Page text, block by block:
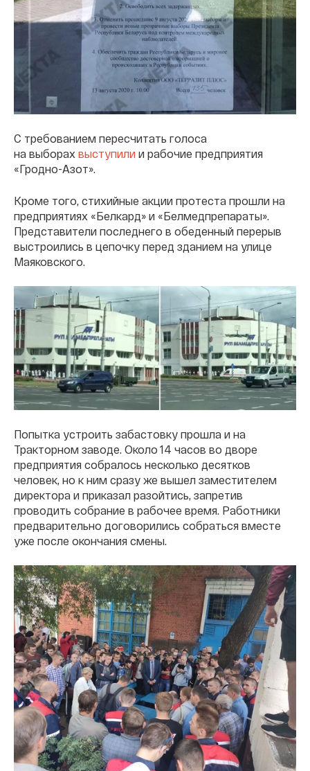
С требованием пересчитать голоса
на выборах выступили и рабочие предприятия
«Гродно-Азот».
Кроме того, стихийные акции протеста прошли на
предприятиях «Белкард» и «Белмедпрепараты».
Представители последнего в обеденный перерыв
выстроились в цепочку перед зданием на улице
Маяковского.
Попытка устроить забастовку прошла и на
Тракторном заводе. Около 14 часов во дворе
предприятия собралось несколько десятков
человек, но к ним сразу же вышел заместителем
директора и приказал разойтись, запретив
проводить собрание в рабочее время. Работники
предварительно договорились собраться вместе
уже после окончания смены.